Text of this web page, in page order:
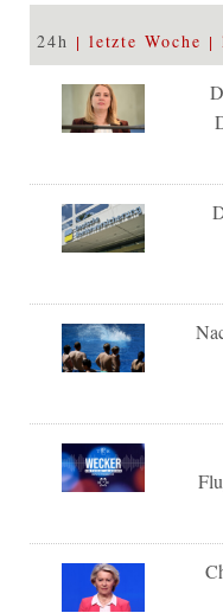
24h letzte Woche